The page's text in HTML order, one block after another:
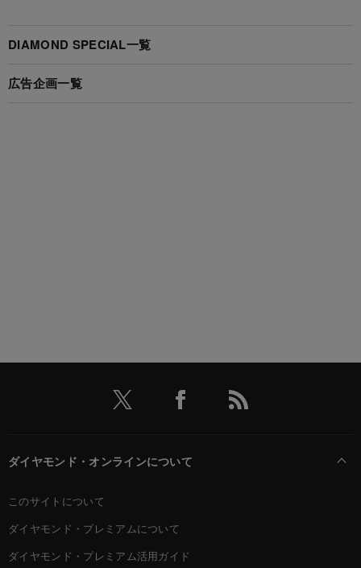
DIAMOND SPECIAL一覧
広告企画一覧
ダイヤモンド・オンラインについて
このサイトについて
ダイヤモンド・プレミアムについて
ダイヤモンド・プレミアム活用ガイド